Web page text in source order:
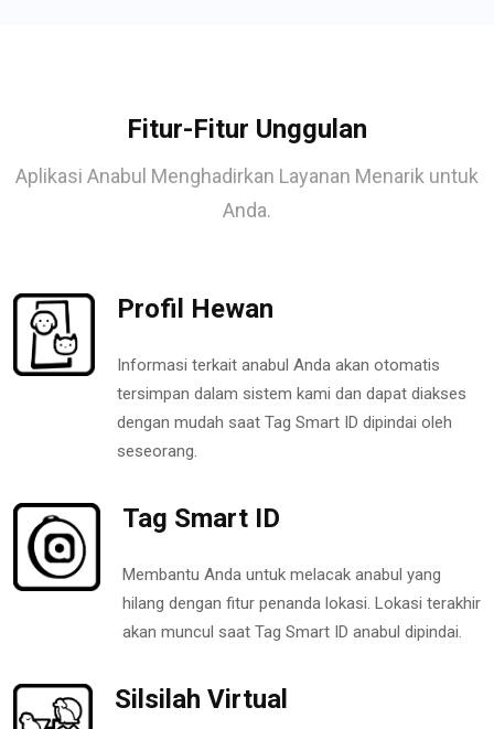
Fitur-Fitur Unggulan
Aplikasi Anabul Menghadirkan Layanan Menarik untuk
Anda.
Profil Hewan
Informasi terkait anabul Anda akan otomatis
tersimpan dalam sistem kami dan dapat diakses
dengan mudah saat Tag Smart ID dipindai oleh
seseorang.
Tag Smart ID
Membantu Anda untuk melacak anabul yang
hilang dengan fitur penanda lokasi. Lokasi terakhir
akan muncul saat Tag Smart ID anabul dipindai.
Silsilah Virtual